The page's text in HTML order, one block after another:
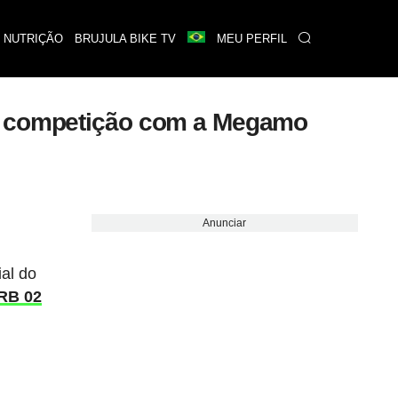
BRUJULA BIKE TV MEU PERFIL
com a Megamo
do
02
Anunciar